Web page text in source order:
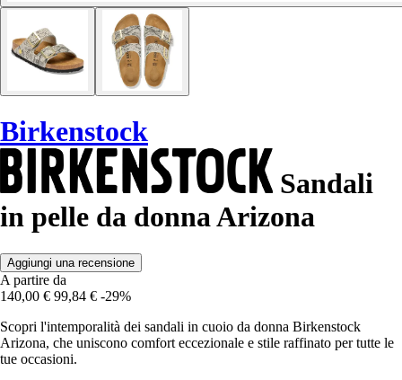
Birkenstock
Sandali
in pelle da donna Arizona
Aggiungi una recensione
A partire da
140,00 € 99,84 € -29%
Scopri l'intemporalità dei sandali in cuoio da donna Birkenstock
Arizona, che uniscono comfort eccezionale e stile raffinato per tutte le
tue occasioni.